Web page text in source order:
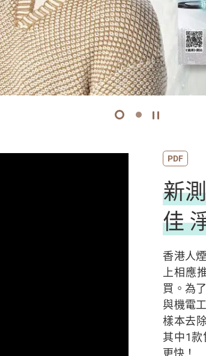
下載期刊
下載期刊
1 2 開始/暫停幻
PDF
新
佳
香港人
上相應
買。為
與機電
樣本去
其中1
更快！